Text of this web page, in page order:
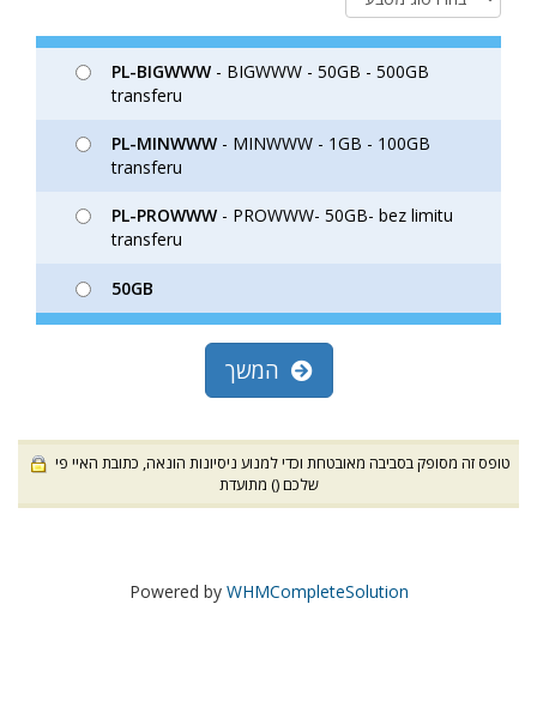
PL-BIGWWW - BIGWWW - 50GB - 500GB
transferu
PL-MINWWW - MINWWW - 1GB - 100GB
transferu
PL-PROWWW - PROWWW- 50GB- bez limitu
transferu
50GB
שלכם () מתועדת
Powered by WHMCompleteSolution